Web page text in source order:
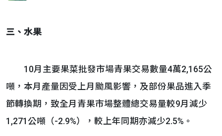
三、水果
10月主要果菜批發市場青果交易數量4萬2,165公
噸，本月產量因受上月颱風影響，及部份果品進入季
節轉換期，致全月青果市場整體總交易量較9月減少
1,271公噸（-2.9%），較上年同期亦減少2.5%。